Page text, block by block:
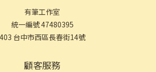
有筆工作室
統一編號 47480395
403 台中市西區長春街14號
顧客服務